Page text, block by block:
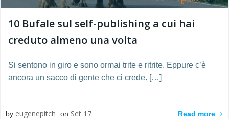
10 Bufale sul self-publishing a cui hai
creduto almeno una volta
Si sentono in giro e sono ormai trite e ritrite. Eppure c’è
ancora un sacco di gente che ci crede. […]
by eugenepitch on Set 17 Read more